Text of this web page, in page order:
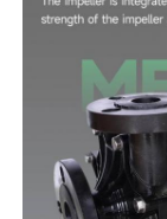
회사 소개
공장 투어
품질 관리